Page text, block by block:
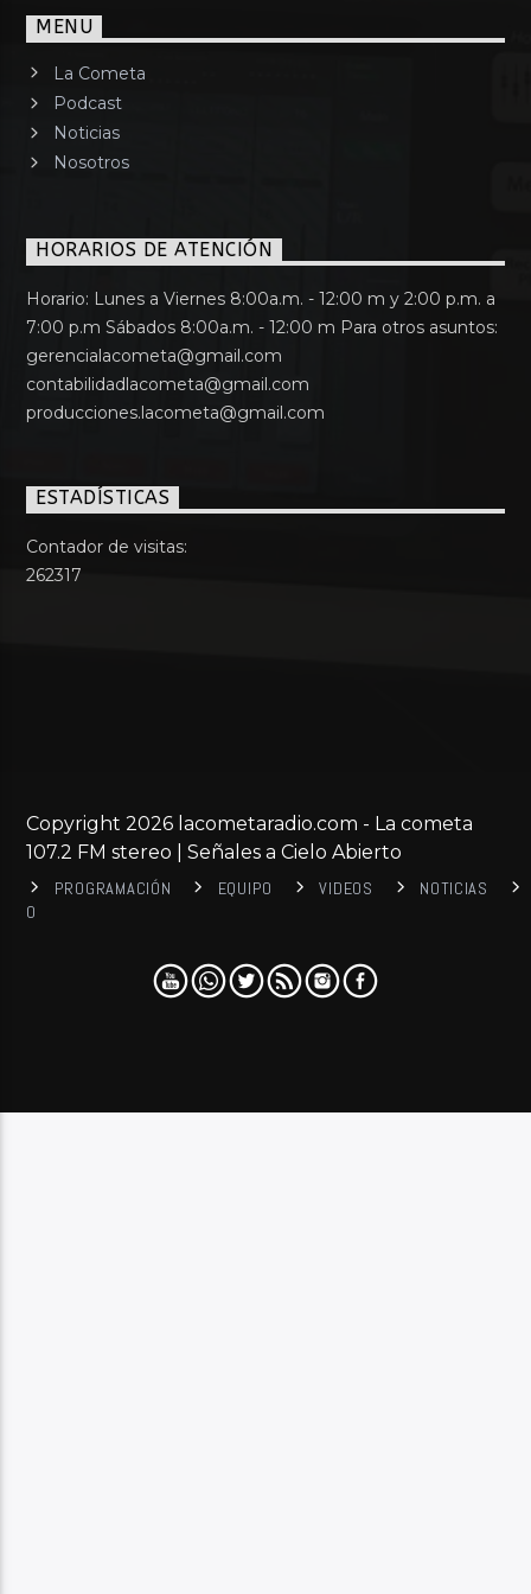
MENU
La Cometa
Podcast
Noticias
Nosotros
HORARIOS DE ATENCIÓN
Horario: Lunes a Viernes 8:00a.m. - 12:00 m y 2:00 p.m. a
7:00 p.m Sábados 8:00a.m. - 12:00 m Para otros asuntos:
gerencialacometa@gmail.com
contabilidadlacometa@gmail.com
producciones.lacometa@gmail.com
ESTADÍSTICAS
Contador de visitas:
262317
Copyright 2026 lacometaradio.com - La cometa
107.2 FM stereo | Señales a Cielo Abierto
PROGRAMACIÓN EQUIPO VIDEOS
NOTICIAS
0